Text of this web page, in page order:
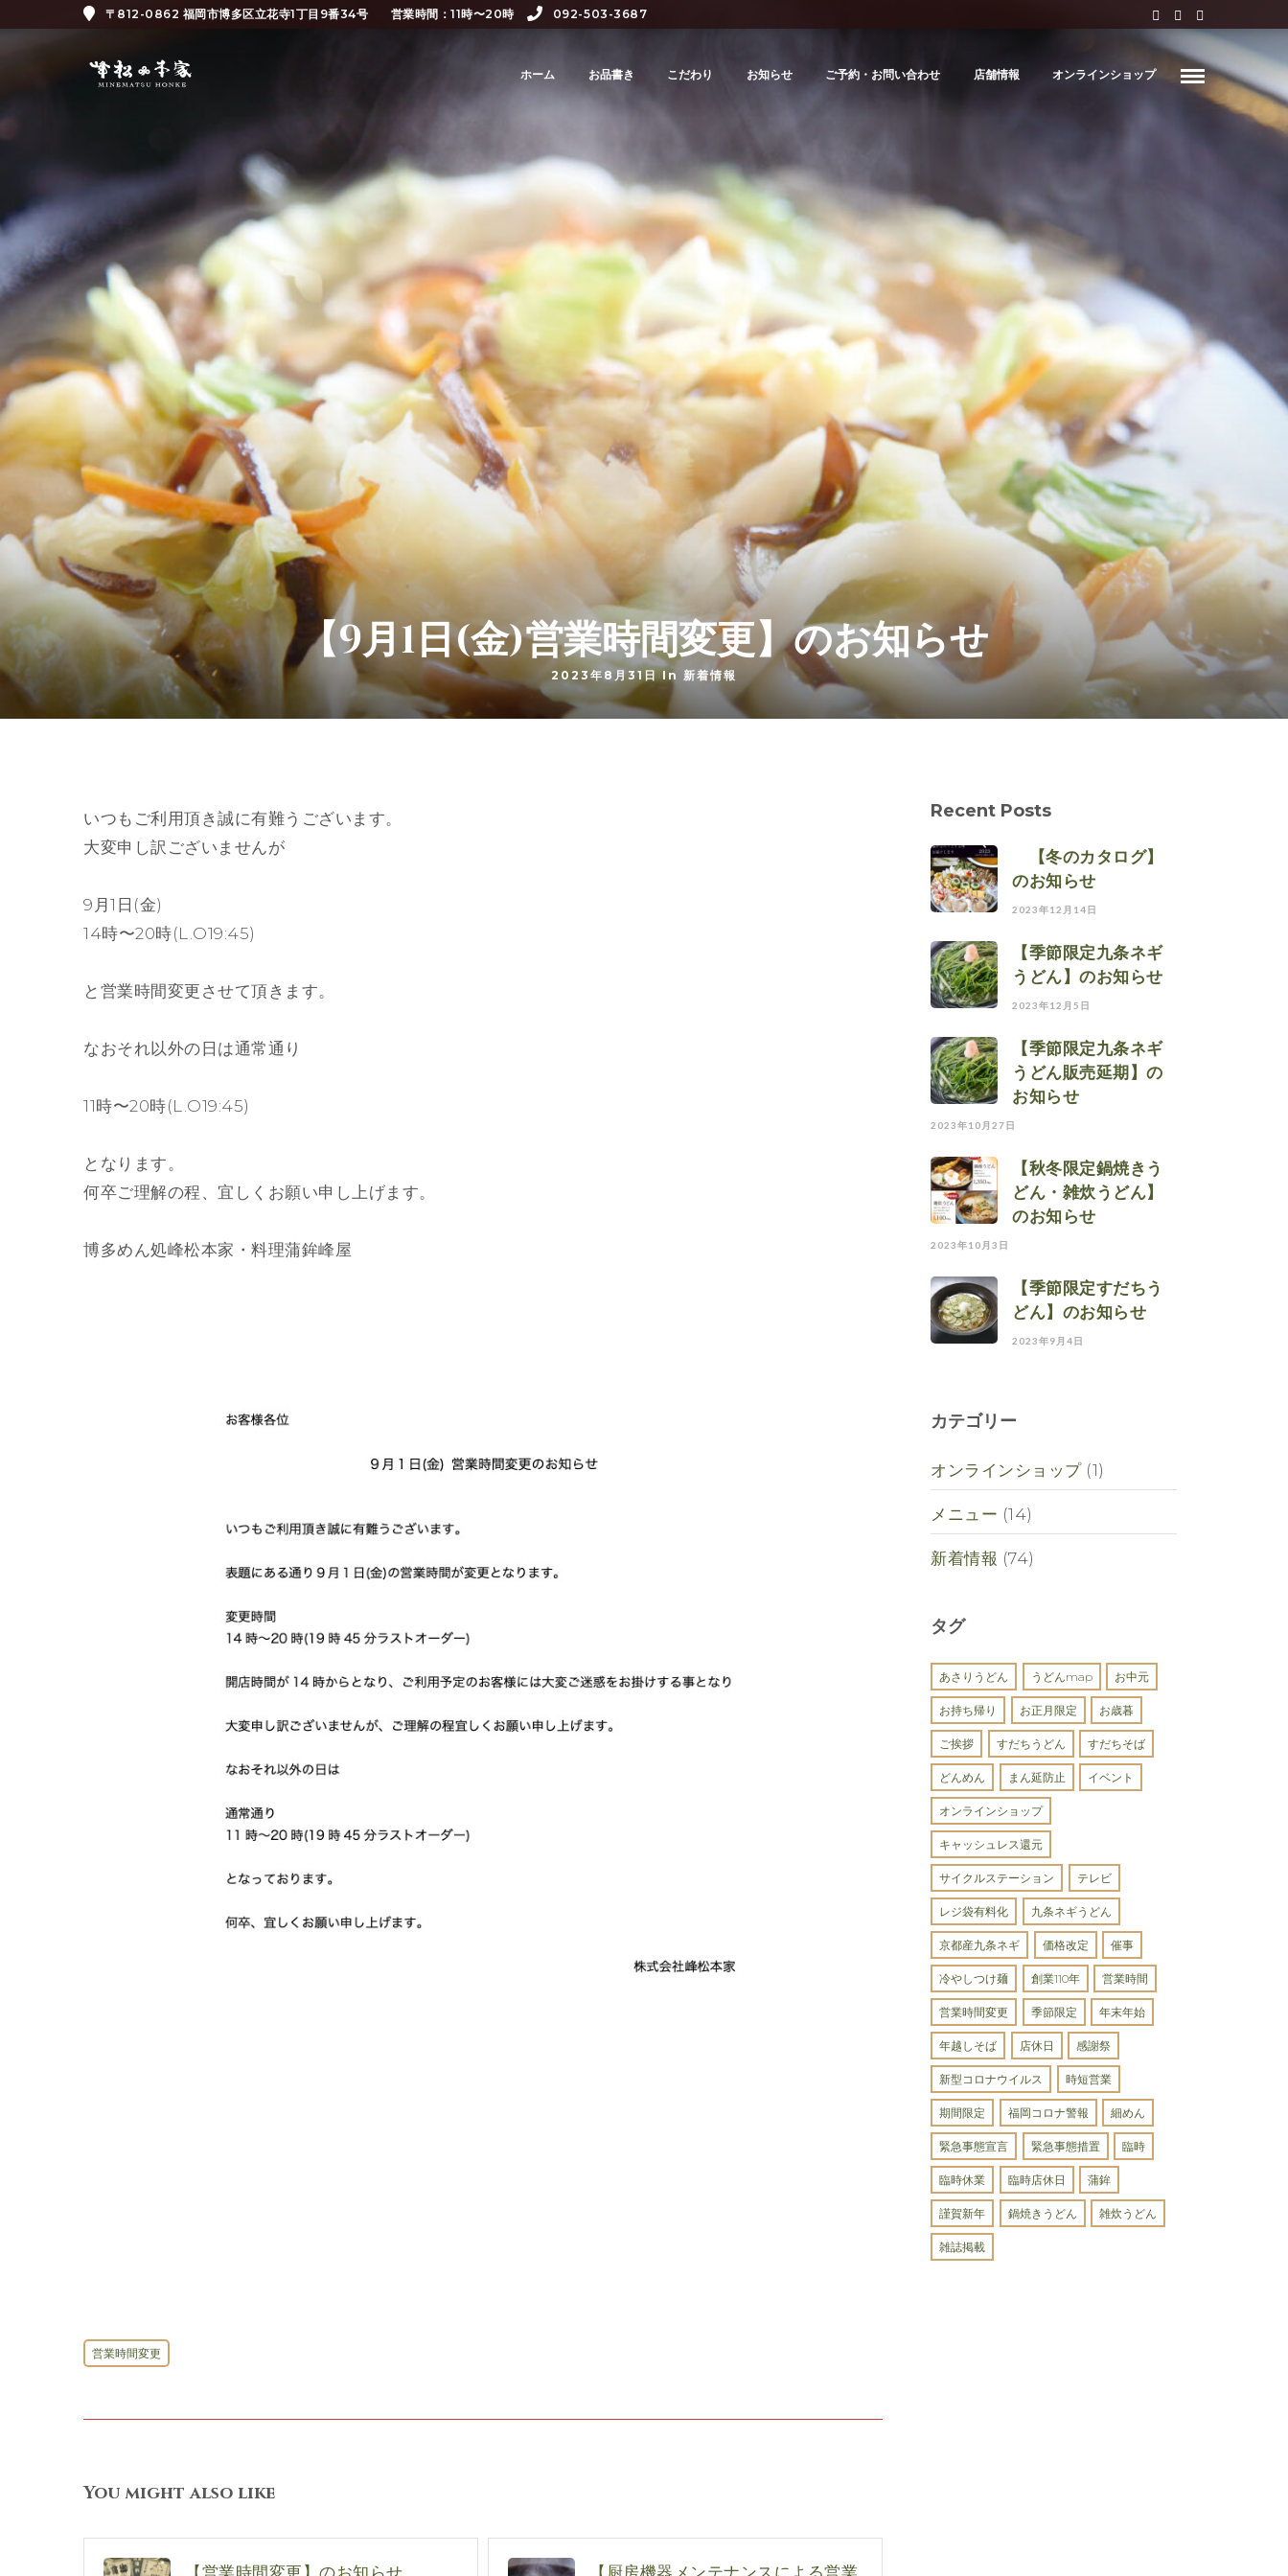
〒812-0862 福岡市博多区立花寺1丁目9番34号 営業時間：11時〜20時 092-503-3687
ホーム お品書き こだわり お知らせ ご予約・お問い合わせ 店舗情報 オンラインショップ
【9月1日(金)営業時間変更】のお知らせ
2023年8月31日 In 新着情報
いつもご利用頂き誠に有難うございます。
大変申し訳ございませんが
9月1日(金)
14時〜20時(L.O19:45)
と営業時間変更させて頂きます。
なおそれ以外の日は通常通り
11時〜20時(L.O19:45)
となります。
何卒ご理解の程、宜しくお願い申し上げます。
博多めん処峰松本家・料理蒲鉾峰屋
営業時間変更
You might also like
Recent Posts
【冬のカタログ】
のお知らせ
2023年12月14日
【季節限定九条ネギ
うどん】のお知らせ
2023年12月5日
【季節限定九条ネギ
うどん販売延期】の
お知らせ
2023年10月27日
【秋冬限定鍋焼きう
どん・雑炊うどん】
のお知らせ
2023年10月3日
【季節限定すだちう
どん】のお知らせ
2023年9月4日
カテゴリー
オンラインショップ(1)
メニュー (14)
新着情報 (74)
タグ
あさりうどん うどんmap お中元
お持ち帰り お正月限定 お歳暮
ご挨拶 すだちうどん すだちそば
どんめん まん延防止 イベント
オンラインショップ
キャッシュレス還元
サイクルステーション テレビ
レジ袋有料化 九条ネギうどん
京都産九条ネギ 価格改定 催事
冷やしつけ麺 創業110年 営業時間
営業時間変更 季節限定 年末年始
年越しそば 店休日 感謝祭
新型コロナウイルス 時短営業
期間限定 福岡コロナ警報 細めん
緊急事態宣言 緊急事態措置 臨時
臨時休業 臨時店休日 蒲鉾
謹賀新年 鍋焼きうどん 雑炊うどん
雑誌掲載